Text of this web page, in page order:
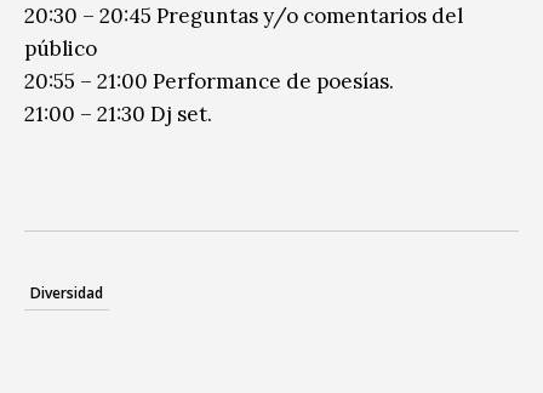
20:30 – 20:45 Preguntas y/o comentarios del
público
20:55 – 21:00 Performance de poesías.
21:00 – 21:30 Dj set.
Diversidad